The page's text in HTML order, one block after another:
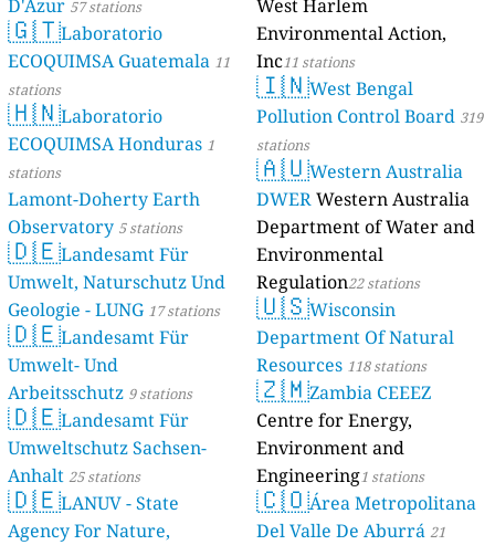
D'Azur 57 stations
🇬🇹Laboratorio
ECOQUIMSA Guatemala 11
stations
🇭🇳Laboratorio
ECOQUIMSA Honduras 1
stations
Lamont-Doherty Earth
Observatory 5 stations
🇩🇪Landesamt Für
Umwelt, Naturschutz Und
Geologie - LUNG 17 stations
🇩🇪Landesamt Für
Umwelt- Und
Arbeitsschutz 9 stations
🇩🇪Landesamt Für
Umweltschutz Sachsen-
Anhalt 25 stations
🇩🇪LANUV - State
Agency For Nature,
West Harlem
Environmental Action,
Inc11 stations
🇮🇳West Bengal
Pollution Control Board 319
stations
🇦🇺Western Australia
DWERWestern Australia
Department of Water and
Environmental
Regulation22 stations
🇺🇸Wisconsin
Department Of Natural
Resources 118 stations
🇿🇲Zambia CEEEZ
Centre for Energy,
Environment and
Engineering1 stations
🇨🇴Área Metropolitana
Del Valle De Aburrá 21